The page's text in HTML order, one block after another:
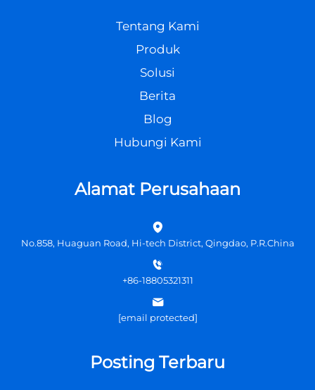
Tentang Kami
Produk
Solusi
Berita
Blog
Hubungi Kami
Alamat Perusahaan
No.858, Huaguan Road, Hi-tech District, Qingdao, P.R.China
+86-18805321311
[email protected]
Posting Terbaru